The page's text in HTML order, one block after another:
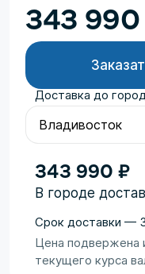
343 990
Доставка до
343 990 ₽
В городе
Срок доставки —
Цена подвержена
текущего курса